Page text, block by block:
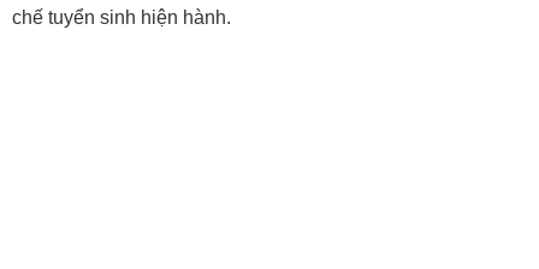
chế tuyển sinh hiện hành.